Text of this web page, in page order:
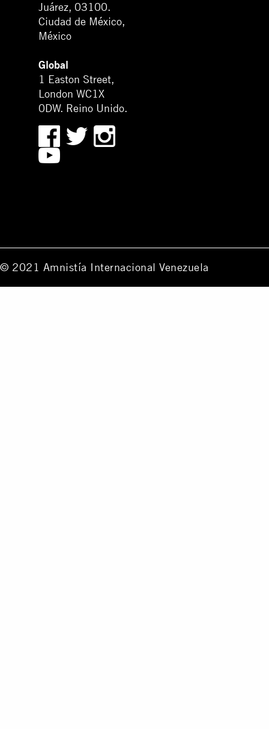
Juárez, 03100.
Ciudad de México,
México
Global
1 Easton Street,
London WC1X
0DW. Reino Unido.
© 2021 Amnistía Internacional Venezuela